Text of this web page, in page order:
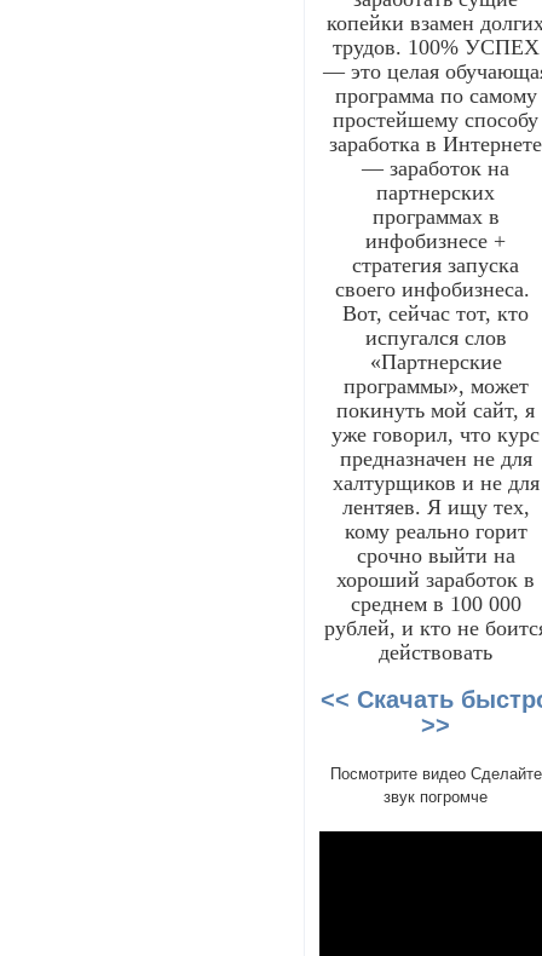
копейки взамен
трудов. 100% УСПЕХ
— это целая
программа по самому
простейшему способу
заработка в Интернете
— заработок на
партнерских
программах в
инфобизнесе +
стратегия запуска
своего инфобизнеса.
Вот, сейчас тот, кто
испугался слов
«Партнерские
программы», может
покинуть мой сайт, я
уже говорил, что курс
предназначен не для
халтурщиков и не для
лентяев. Я ищу тех,
кому реально горит
срочно выйти на
хороший заработок в
среднем в 100 000
рублей, и кто не
действовать
<< Скачать
>>
Посмотрите видео Сделайте
звук погромче